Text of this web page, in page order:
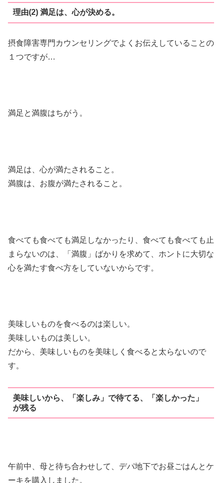
理由(2) 満足は、心が決める。
摂食障害専門カウンセリングでよくお伝えしていることの
１つですが…
満足と満腹はちがう。
満足は、心が満たされること。
満腹は、お腹が満たされること。
食べても食べても満足しなかったり、食べても食べても止
まらないのは、「満腹」ばかりを求めて、ホントに大切な
心を満たす食べ方をしていないからです。
美味しいものを食べるのは楽しい。
美味しいものは美しい。
だから、美味しいものを美味しく食べると太らないので
す。
美味しいから、「楽しみ」で待てる、「楽しかった」
が残る
午前中、母と待ち合わせして、デパ地下でお昼ごはんとケ
ーキを購入しました。